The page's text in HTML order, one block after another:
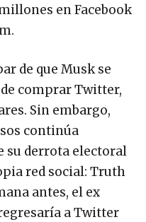
en Facebook
de que Musk se
comprar Twitter,
Sin embargo,
continúa
su derrota electoral
red social: Truth
antes, el ex
a Twitter